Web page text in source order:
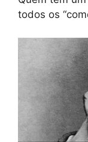
todos os